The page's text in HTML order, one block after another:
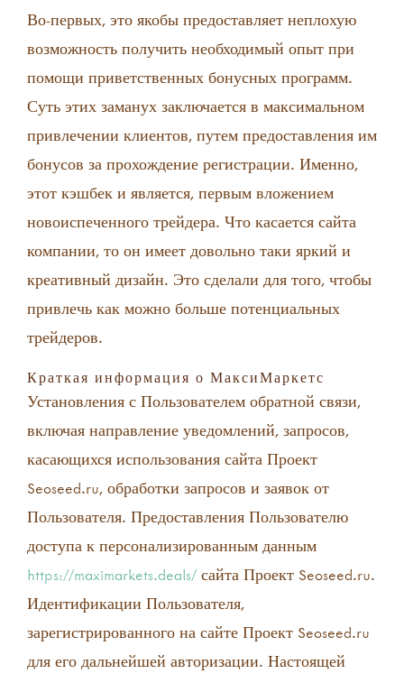
Во-первых, это якобы предоставляет неплохую
возможность получить необходимый опыт при
помощи приветственных бонусных программ.
Суть этих заманух заключается в максимальном
привлечении клиентов, путем предоставления им
бонусов за прохождение регистрации. Именно,
этот кэшбек и является, первым вложением
новоиспеченного трейдера. Что касается сайта
компании, то он имеет довольно таки яркий и
креативный дизайн. Это сделали для того, чтобы
привлечь как можно больше потенциальных
трейдеров.
Краткая информация о МаксиМаркетс
Установления с Пользователем обратной связи,
включая направление уведомлений, запросов,
касающихся использования сайта Проект
Seoseed.ru, обработки запросов и заявок от
Пользователя. Предоставления Пользователю
доступа к персонализированным данным
https://maximarkets.deals/ сайта Проект Seoseed.ru.
Идентификации Пользователя,
зарегистрированного на сайте Проект Seoseed.ru
для его дальнейшей авторизации. Настоящей